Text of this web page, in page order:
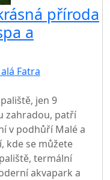
příroda
a
Fatra
jen 9
zahradou, patří
v podhůří Malé a
kde se můžete
termální
akvapark a